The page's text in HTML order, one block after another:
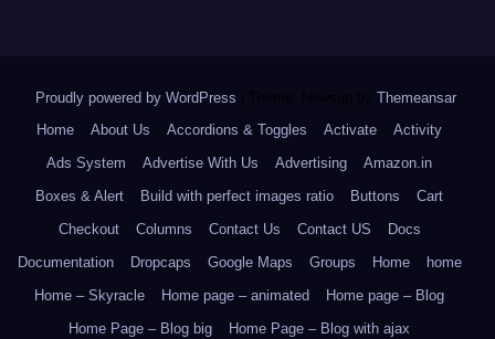
Proudly powered by WordPress Theme: Newsup by Themeansar.
Home
About Us Accordions & Toggles Activate
Activity
Ads System
Advertise With Us Advertising
Amazon.in
Boxes & Alert
Build with perfect images ratio Buttons
Cart
Checkout
Columns Contact Us Contact US
Docs
Documentation
Dropcaps Google Maps Groups Home
home
Home – Skyracle
Home page – animated
Home page – Blog
Home Page – Blog big
Home Page – Blog with ajax